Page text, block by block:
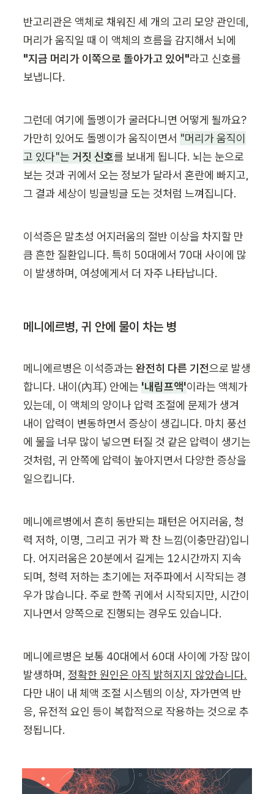
반고리관은 액체로 채워진 세 개의 고리 모양 관인데,
"지금 머리가 이쪽으로 돌아가고 있어"라고 신호를
보냅니다.
그런데 여기에 돌멩이가 굴러다니면 어떻게 될까요?
가만히 있어도 돌멩이가 움직이면서 "머리가 움직이
고 있다"는 거짓 신호를 보내게 됩니다. 뇌는 눈으로
보는 것과 귀에서 오는 정보가 달라서 혼란에 빠지고,
그 결과 세상이 빙글빙글 도는 것처럼 느껴집니다.
이석증은 말초성 어지러움의 절반 이상을 차지할 만
큼 흔한 질환입니다. 특히 50대에서 70대 사이에 많
이 발생하며, 여성에게서 더 자주 나타납니다.
메니에르병, 귀 안에 물이 차는 병
메니에르병은 이석증과는 완전히 다른 기전으로 발생
합니다. 내이(內耳) 안에는 '내림프액'이라는 액체가
있는데, 이 액체의 양이나 압력 조절에 문제가 생겨
내이 압력이 변동하면서 증상이 생깁니다. 마치 풍선
에 물을 너무 많이 넣으면 터질 것 같은 압력이 생기는
것처럼, 귀 안쪽에 압력이 높아지면서 다양한 증상을
일으킵니다.
메니에르병에서 흔히 동반되는 패턴은 어지러움, 청
력 저하, 이명, 그리고 귀가 꽉 찬 느낌(이충만감)입니
다. 어지러움은 20분에서 길게는 12시간까지 지속
되며, 청력 저하는 초기에는 저주파에서 시작되는 경
우가 많습니다. 주로 한쪽 귀에서 시작되지만, 시간이
지나면서 양쪽으로 진행되는 경우도 있습니다.
메니에르병은 보통 40대에서 60대 사이에 가장 많이
발생하며, 정확한 원인은 아직 밝혀지지 않았습니다.
다만 내이 내 체액 조절 시스템의 이상, 자가면역 반
응, 유전적 요인 등이 복합적으로 작용하는 것으로 추
정됩니다.